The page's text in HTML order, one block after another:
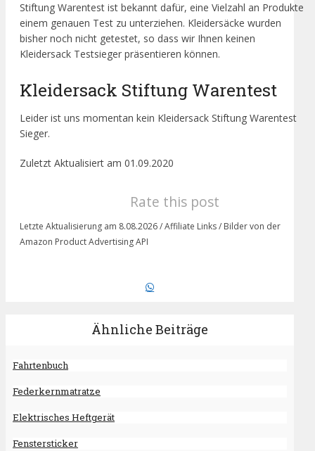
Stiftung Warentest ist bekannt dafür, eine Vielzahl an Produkte
einem genauen Test zu unterziehen. Kleidersäcke wurden
bisher noch nicht getestet, so dass wir Ihnen keinen
Kleidersack Testsieger präsentieren können.
Kleidersack Stiftung Warentest
Leider ist uns momentan kein Kleidersack Stiftung Warentest
Sieger.
Zuletzt Aktualisiert am 01.09.2020
Rate this post
Letzte Aktualisierung am 8.08.2026 / Affiliate Links / Bilder von der
Amazon Product Advertising API
Ähnliche Beiträge
Fahrtenbuch
Federkernmatratze
Elektrisches Heftgerät
Fenstersticker